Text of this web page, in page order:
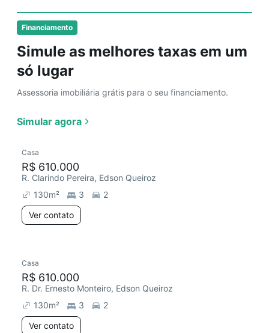
Financiamento
Simule as melhores taxas em um
só lugar
Assessoria imobiliária grátis para o seu financiamento.
Simular agora
Casa
R$ 610.000
R. Clarindo Pereira, Edson Queiroz
130m² 3
2
Ver contato
Casa
R$ 610.000
R. Dr. Ernesto Monteiro, Edson Queiroz
130m² 3
2
Ver contato